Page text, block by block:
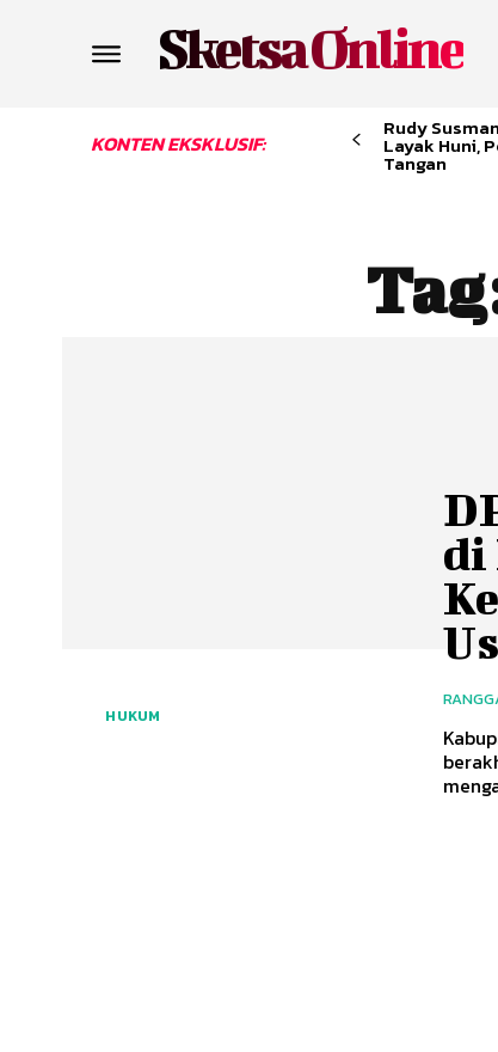
Sketsa Online
KONTEN EKSKLUSIF:
Rudy
Layak Huni,
Tangan
HUKUM
di